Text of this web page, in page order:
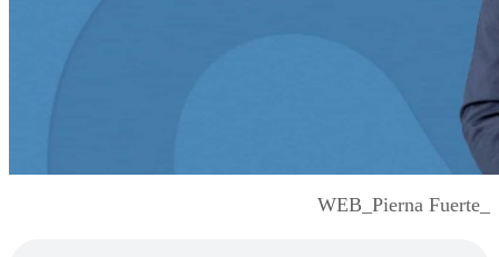
WEB_Pierna Fuerte_